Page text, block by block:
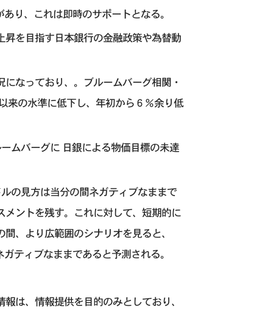
り、これは即時のサポートとなる。
を目指す日本銀行の金融政策や為替動
なっており、。ブルームバーグ相関・
来の水準に低下し、年初から６％余り低
ムバーグに 日銀による物価目標の未達
の見方は当分の間ネガティブなままで
ントを残す。これに対して、短期的に
、より広範囲のシナリオを見ると、
ティブなままであると予測される。
は、情報提供を目的のみとしており、